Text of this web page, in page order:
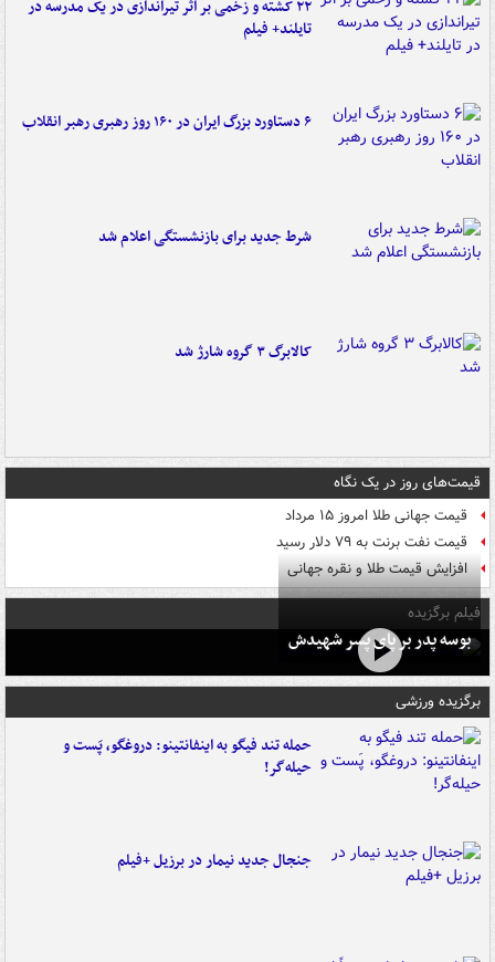
۲۲ کشته و زخمی بر اثر تیراندازی در یک مدرسه در
تایلند+ فیلم
۶ دستاورد بزرگ ایران در ۱۶۰ روز رهبری رهبر انقلاب
شرط جدید برای بازنشستگی اعلام شد
کالابرگ ۳ گروه شارژ شد
قیمت‌های روز در یک نگاه
قیمت جهانی طلا امروز ۱۵ مرداد
قیمت نفت برنت به ۷۹ دلار رسید
افزایش قیمت طلا و نقره جهانی
فیلم برگزیده
بوسه‌ پدر بر پای پسر شهیدش
برگزیده ورزشی
حمله تند فیگو به اینفانتینو: دروغگو، پَست‌ و
حیله‌گر!
جنجال جدید نیمار در برزیل +فیلم